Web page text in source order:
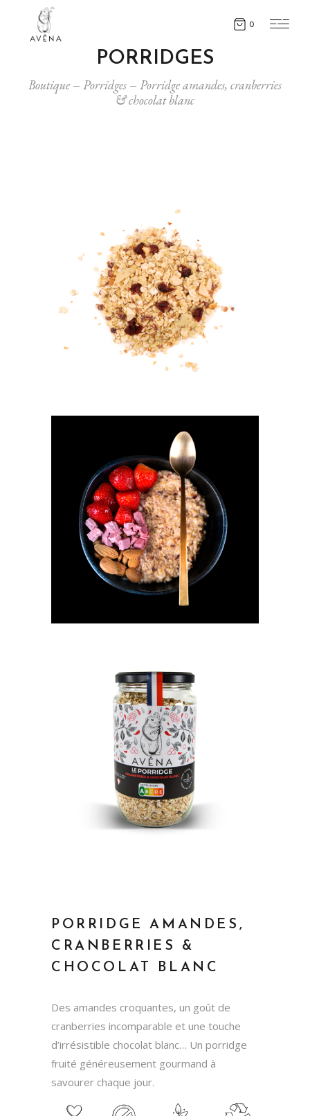
0
Boutique Porridges
Porridge amandes, cranberries
& chocolat blanc
PORRIDGE AMANDES,
CRANBERRIES &
CHOCOLAT BLANC
Des amandes croquantes, un goût de
cranberries incomparable et une touche
d’irrésistible chocolat blanc… Un porridge
fruité généreusement gourmand à
savourer chaque jour.